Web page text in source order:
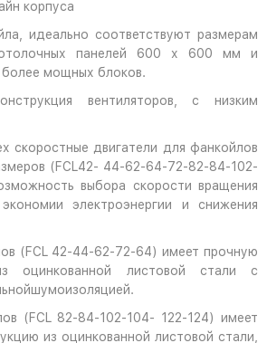
корпуса
идеально соответствуют размерам
панелей 600 х 600 мм и
мощных блоков.
вентиляторов, с низким
скоростные двигатели для фанкойлов
(FCL42- 44-62-64-72-82-84-102-
выбора скорости вращения
электроэнергии и снижения
(FCL 42-44-62-72-64) имеет прочную
оцинкованной листовой стали с
(FCL 82-84-102-104- 122-124) имеет
из оцинкованной листовой стали,